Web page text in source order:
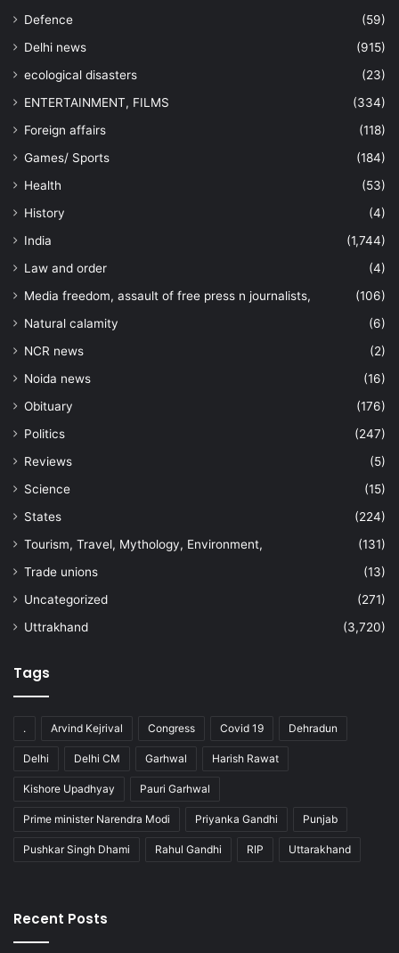
Defence
(59)
Delhi news
(915)
ecological disasters
(23)
ENTERTAINMENT, FILMS
(334)
Foreign affairs
(118)
Games/ Sports
(184)
Health
(53)
History
(4)
India
(1,744)
Law and order
(4)
Media freedom, assault of free press n journalists,
(106)
Natural calamity
(6)
NCR news
(2)
Noida news
(16)
Obituary
(176)
Politics
(247)
Reviews
(5)
Science
(15)
States
(224)
Tourism, Travel, Mythology, Environment,
(131)
Trade unions
(13)
Uncategorized
(271)
Uttrakhand
(3,720)
Tags
. Arvind Kejrival Congress Covid 19 Dehradun
Delhi Delhi CM Garhwal Harish Rawat
Kishore Upadhyay Pauri Garhwal
Prime minister Narendra Modi Priyanka Gandhi Punjab
Pushkar Singh Dhami Rahul Gandhi RIP Uttarakhand
Recent Posts